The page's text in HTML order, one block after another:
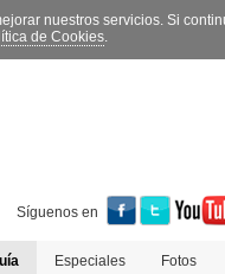
nuestros servicios. Si
de Cookies.
Síguenos en
Especiales Fotos